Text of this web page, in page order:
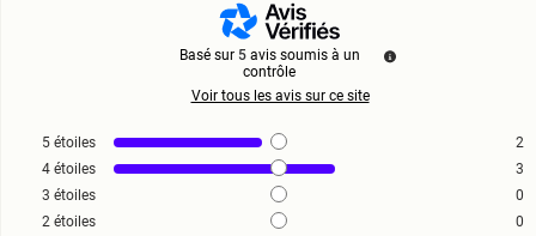
Basé sur 5 avis soumis à un
contrôle
Voir tous les avis sur ce site
5 étoiles
2
4 étoiles
3
3 étoiles
0
2 étoiles
0